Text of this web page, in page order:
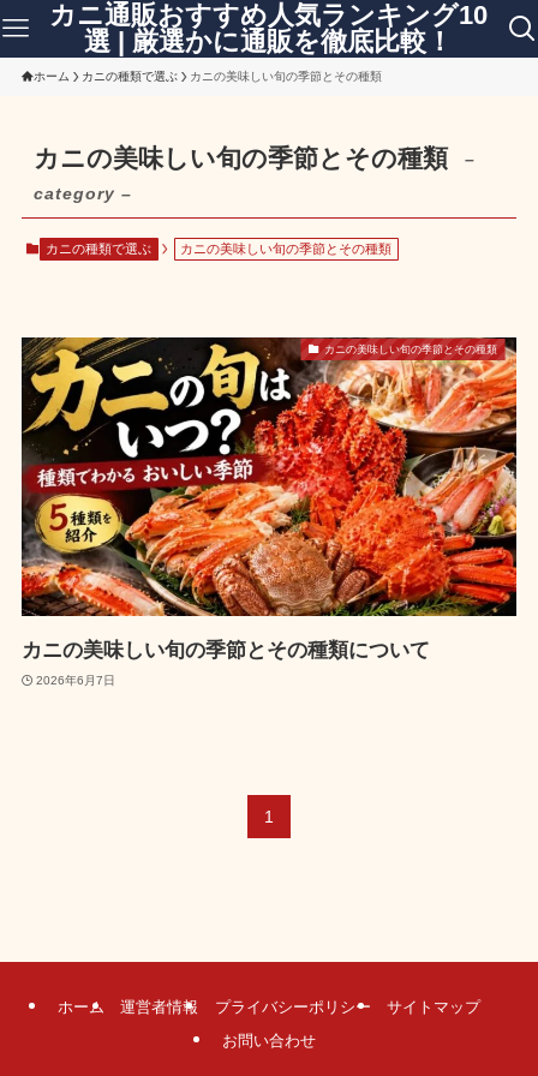
カニ通販おすすめ人気ランキング10
選 | 厳選かに通販を徹底比較！
ホーム カニの種類で選ぶ カニの美味しい旬の季節とその種類
カニの美味しい旬の季節とその種類
–
category –
カニの種類で選ぶ カニの美味しい旬の季節とその種類
カニの美味しい旬の季節とその種類
カニの美味しい旬の季節とその種類について
2026年6月7日
1
ホーム 運営者情報 プライバシーポリシー
サイトマップ
お問い合わせ